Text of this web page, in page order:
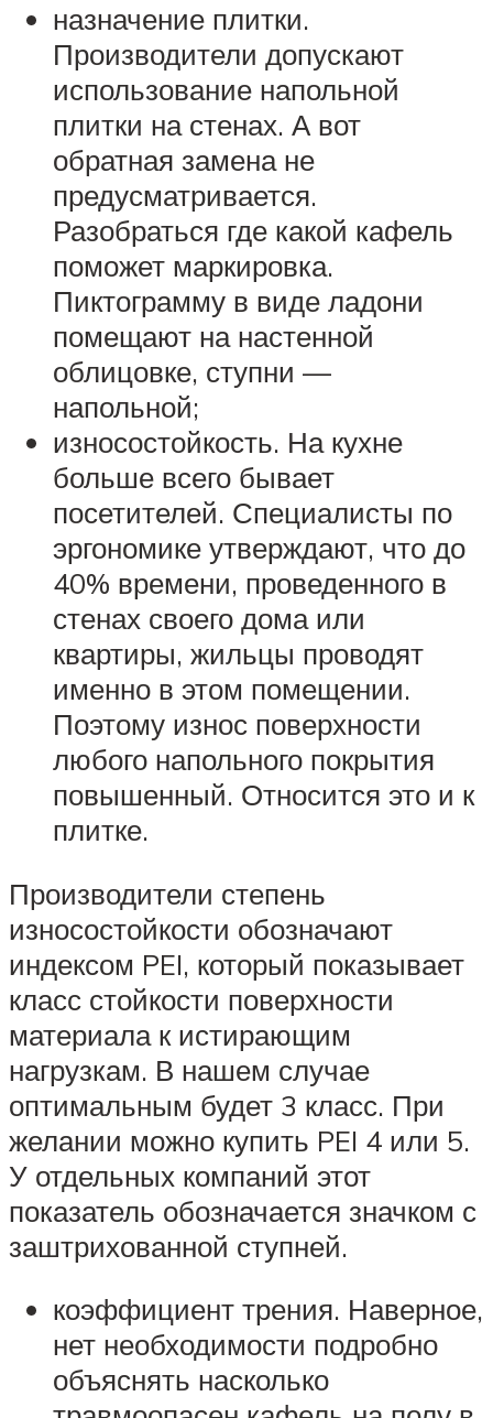
назначение плитки.
Производители допускают
использование напольной
плитки на стенах. А вот
обратная замена не
предусматривается.
Разобраться где какой кафель
поможет маркировка.
Пиктограмму в виде ладони
помещают на настенной
облицовке, ступни —
напольной;
износостойкость. На кухне
больше всего бывает
посетителей. Специалисты по
эргономике утверждают, что до
40% времени, проведенного в
стенах своего дома или
квартиры, жильцы проводят
именно в этом помещении.
Поэтому износ поверхности
любого напольного покрытия
повышенный. Относится это и к
плитке.
Производители степень
износостойкости обозначают
индексом PEI, который показывает
класс стойкости поверхности
материала к истирающим
нагрузкам. В нашем случае
оптимальным будет 3 класс. При
желании можно купить PEI 4 или 5.
У отдельных компаний этот
показатель обозначается значком с
заштрихованной ступней.
коэффициент трения. Наверное,
нет необходимости подробно
объяснять насколько